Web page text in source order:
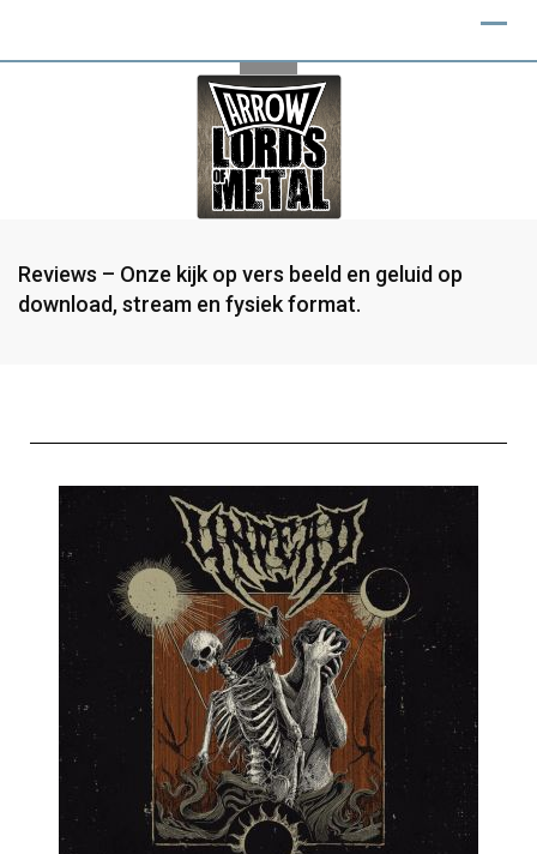
Reviews – Onze kijk op vers beeld en geluid op
download, stream en fysiek format.